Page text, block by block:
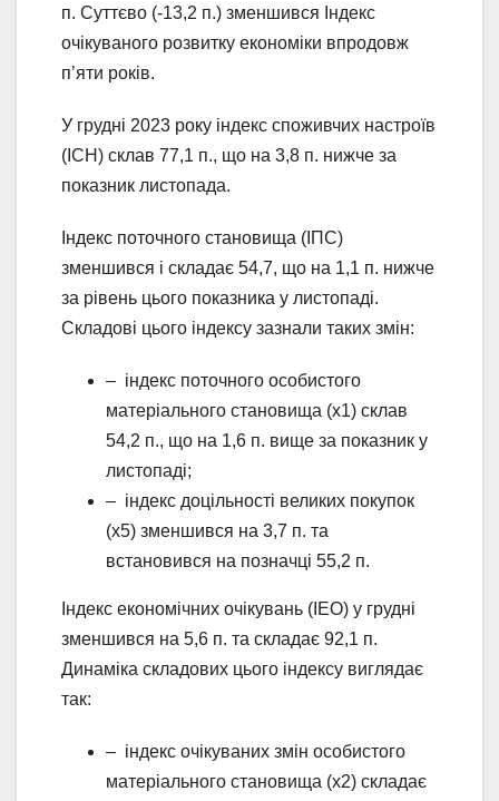
п. Суттєво (-13,2 п.) зменшився Індекс
очікуваного розвитку економіки впродовж
п’яти років.
У грудні 2023 року індекс споживчих настроїв
(ІСН) склав 77,1 п., що на 3,8 п. нижче за
показник листопада.
Індекс поточного становища (ІПС)
зменшився і складає 54,7, що на 1,1 п. нижче
за рівень цього показника у листопаді.
Складові цього індексу зазнали таких змін:
– індекс поточного особистого
матеріального становища (х1) склав
54,2 п., що на 1,6 п. вище за показник у
листопаді;
– індекс доцільності великих покупок
(х5) зменшився на 3,7 п. та
встановився на позначці 55,2 п.
Індекс економічних очікувань (ІЕО) у грудні
зменшився на 5,6 п. та складає 92,1 п.
Динаміка складових цього індексу виглядає
так:
– індекс очікуваних змін особистого
матеріального становища (х2) складає